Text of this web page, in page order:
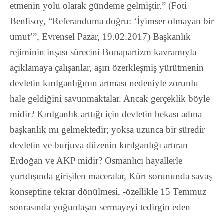
etmenin yolu olarak gündeme gelmiştir.” (Foti
Benlisoy, “Referanduma doğru: ‘İyimser olmayan bir
umut’”, Evrensel Pazar, 19.02.2017) Başkanlık
rejiminin inşası sürecini Bonapartizm kavramıyla
açıklamaya çalışanlar, aşırı özerkleşmiş yürütmenin
devletin kırılganlığının artması nedeniyle zorunlu
hale geldiğini savunmaktalar. Ancak gerçeklik böyle
midir? Kırılganlık arttığı için devletin bekası adına
başkanlık mı gelmektedir; yoksa uzunca bir süredir
devletin ve burjuva düzenin kırılganlığı artıran
Erdoğan ve AKP midir? Osmanlıcı hayallerle
yurtdışında girişilen maceralar, Kürt sorununda savaş
konseptine tekrar dönülmesi, -özellikle 15 Temmuz
sonrasında yoğunlaşan sermayeyi tedirgin eden